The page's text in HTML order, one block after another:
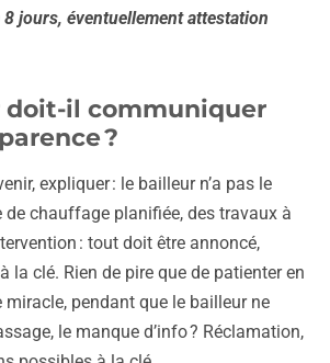
8 jours, éventuellement attestation
doit-il communiquer
?
expliquer : le bailleur n’a pas le
de chauffage planifiée, des travaux à
: tout doit être annoncé,
la clé. Rien de pire que de patienter en
miracle, pendant que le bailleur ne
le manque d’info ? Réclamation,